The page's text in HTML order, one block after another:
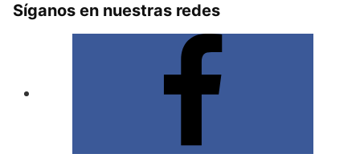
Síganos en nuestras redes